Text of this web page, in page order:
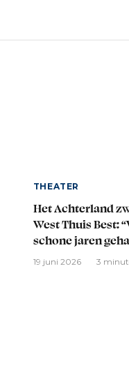
THEATER
Het Achterland
West Thuis Best:
schone jaren
19 juni 2026 3